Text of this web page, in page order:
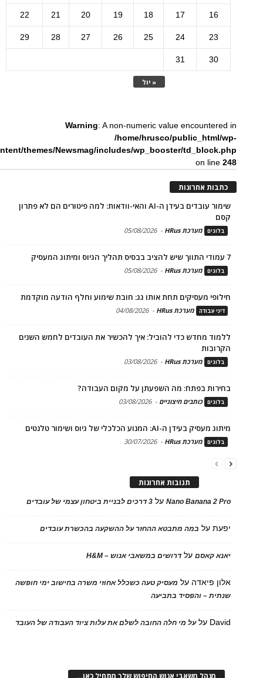
« יול
16
17
18
19
20
21
22
23
24
25
26
27
28
29
30
31
Warning: A non-numeric value encountered in
/home/hrusco/public_html/wp-
themes/Newsmag/includes/wp_booster/td_block.php
on line248
כתבות אחרונות
שימור עובדים בעידן ה-AI והאי-וודאות: למה פיטורים הם לא פתרון
קסם
בלוגים מערכת HRus -
05/08/2026
7 עמודי התווך שיש להציב בבסיס תהליך הגיוס ומיתוג המעסיק
בלוגים מערכת HRus -
05/08/2026
חילופי מעסיקים תחת אותו גג: חובת שימוע וחלף הודעה מוקדמת
דיני עבודה מערכת HRus -
04/08/2026
ללמוד מחדש כדי להוביל: איך להכשיר את העובדים לחמש השנים
הקרובות
בלוגים מערכת HRus -
03/08/2026
בחירות בפתח: מה השפעתן על מקום העבודה?
בלוגים כותבים חיצוניים -
03/08/2026
מיתוג מעסיק בעידן ה-AI: המנוע הכלכלי של גיוס ושימור טלנטים
בלוגים מערכת HRus -
30/07/2026
תגובות אחרונות
Nano Banana 2 Proעל 3 דרכים לבניית ביטחון עצמי של עובדים
יפעתעל במה מתבטא ההחזר על ההשקעה בהכשרת עובדים
יאנא קאסםעלדרושים במשאבי אנוש – H&M
אלון פיאדה על מעסיק טעה כשכלל אחוזי משרה בחישוב ימי חופשה
שנתית – והפסיד בתביעה
David עלעל מי חלה החובה לשלם את עלות ציוד העבודה של העובד